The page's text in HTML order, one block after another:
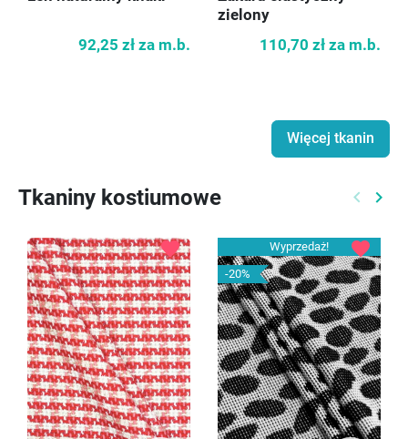
92,25 zł za m.b.
zielony
110,70 zł za m.b.
Więcej tkanin
Tkaniny kostiumowe keyboard_arrow_left keyboard_arrow_right
favorite
Wyprzedaż!
-20%
favorite